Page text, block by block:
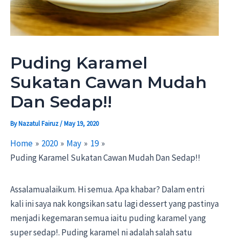
Puding Karamel
Sukatan Cawan Mudah
Dan Sedap!!
ByNazatul Fairuz/May 19, 2020
Home 2020 May
19
Puding Karamel Sukatan Cawan Mudah Dan Sedap!!
Assalamualaikum. Hi semua. Apa khabar? Dalam entri
kali ini saya nak kongsikan satu lagi dessert yang pastinya
menjadi kegemaran semua iaitu puding karamel yang
super sedap!. Puding karamel ni adalah salah satu